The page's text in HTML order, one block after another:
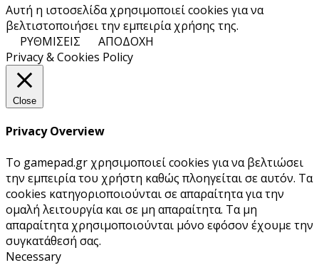
Αυτή η ιστοσελίδα χρησιμοποιεί cookies για να
βελτιστοποιήσει την εμπειρία χρήσης της.
ΡΥΘΜΙΣΕΙΣ
ΑΠΟΔΟΧΗ
Privacy & Cookies Policy
Close
Privacy Overview
Το gamepad.gr χρησιμοποιεί cookies για να βελτιώσει
την εμπειρία του χρήστη καθώς πλοηγείται σε αυτόν. Τα
cookies κατηγοριοποιούνται σε απαραίτητα για την
ομαλή λειτουργία και σε μη απαραίτητα. Τα μη
απαραίτητα χρησιμοποιούνται μόνο εφόσον έχουμε την
συγκατάθεσή σας.
Necessary